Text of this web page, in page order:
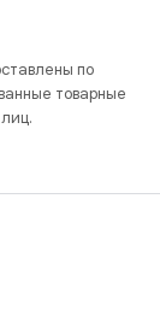
по
товарные